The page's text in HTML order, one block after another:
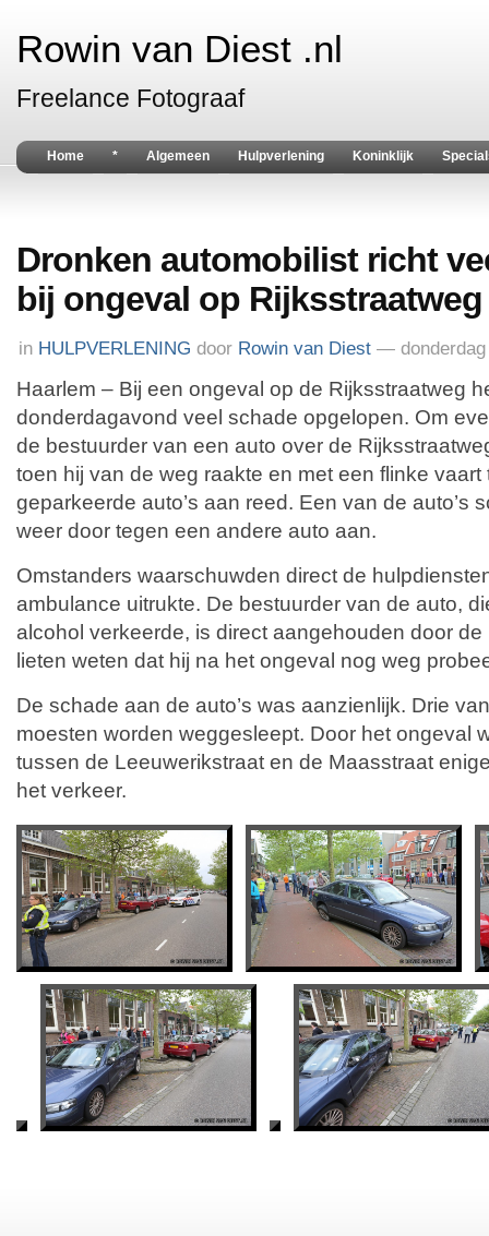
Rowin van Diest .nl
Freelance Fotograaf
Home * Algemeen Hulpverlening Koninklijk
Dronken automobilist richt
bij ongeval op Rijksstraatweg
in HULPVERLENING door Rowin van Diest — donderdag
Haarlem – Bij een ongeval op de Rijksstraatweg
donderdagavond veel schade opgelopen. Om
de bestuurder van een auto over de
toen hij van de weg raakte en met een flinke vaart
geparkeerde auto’s aan reed. Een van de auto’s
weer door tegen een andere auto aan.
Omstanders waarschuwden direct de
ambulance uitrukte. De bestuurder van de auto,
alcohol verkeerde, is direct aangehouden door
lieten weten dat hij na het ongeval nog weg
De schade aan de auto’s was aanzienlijk. Drie
moesten worden weggesleept. Door het ongeval
tussen de Leeuwerikstraat en de Maasstraat
het verkeer.